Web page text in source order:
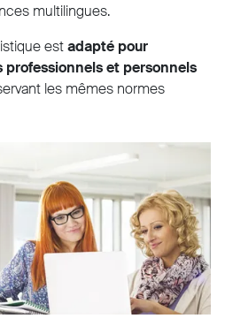
multilingues.
estadapté pour
et personnels
les mêmes normes